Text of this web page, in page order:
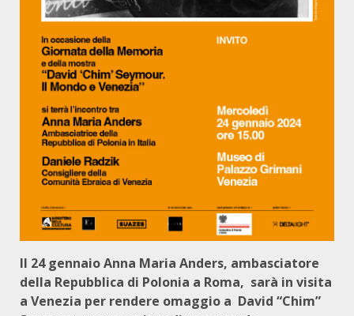
Il 24 gennaio Anna Maria Anders, ambasciatore
della Repubblica di Polonia a Roma, sarà in visita
a Venezia per rendere omaggio a David “Chim”